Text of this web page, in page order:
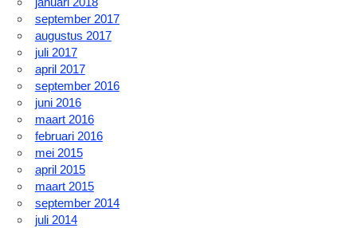
september 2017
augustus 2017
juli 2017
april 2017
september 2016
juni 2016
maart 2016
februari 2016
mei 2015
april 2015
maart 2015
september 2014
juli 2014